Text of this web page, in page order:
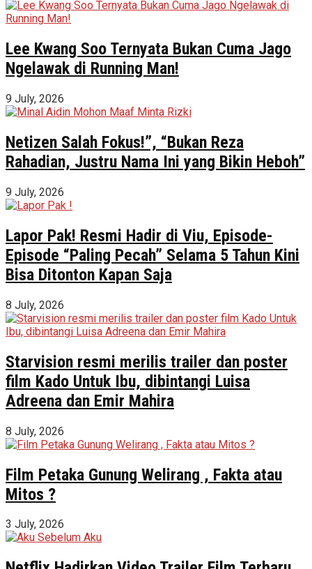
Lee Kwang Soo Ternyata Bukan Cuma Jago
Ngelawak di Running Man!
9 July, 2026
Netizen Salah Fokus!”, “Bukan Reza
Rahadian, Justru Nama Ini yang Bikin Heboh”
9 July, 2026
Lapor Pak! Resmi Hadir di Viu, Episode-
Episode “Paling Pecah” Selama 5 Tahun Kini
Bisa Ditonton Kapan Saja
8 July, 2026
Starvision resmi merilis trailer dan poster
film Kado Untuk Ibu, dibintangi Luisa
Adreena dan Emir Mahira
8 July, 2026
Film Petaka Gunung Welirang , Fakta atau
Mitos ?
3 July, 2026